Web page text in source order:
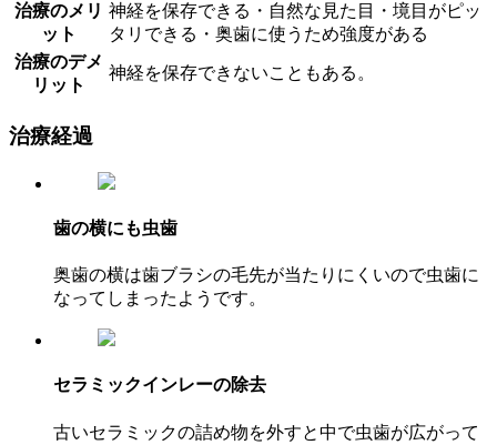
治療のメリ
ット
神経を保存できる・自然な見た目・境目がピッ
タリできる・奥歯に使うため強度がある
治療のデメ
リット
神経を保存できないこともある。
治療経過
歯の横にも虫歯
奥歯の横は歯ブラシの毛先が当たりにくいので虫歯に
なってしまったようです。
セラミックインレーの除去
古いセラミックの詰め物を外すと中で虫歯が広がって